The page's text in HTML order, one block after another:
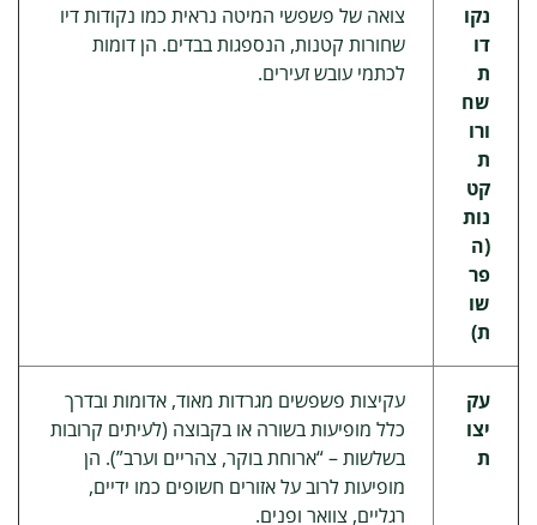
נקו
דו
ת
שח
ורו
ת
קט
נות
(ה
פר
שו
ת)
צואה של פשפשי המיטה נראית כמו נקודות דיו
שחורות קטנות, הנספגות בבדים. הן דומות
לכתמי עובש זעירים.
עק
יצו
ת
עקיצות פשפשים מגרדות מאוד, אדומות ובדרך
כלל מופיעות בשורה או בקבוצה (לעיתים קרובות
בשלשות – “ארוחת בוקר, צהריים וערב”). הן
מופיעות לרוב על אזורים חשופים כמו ידיים,
רגליים, צוואר ופנים.